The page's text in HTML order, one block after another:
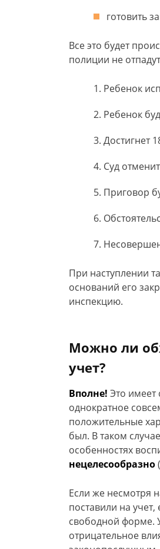
готовить
Все это будет
полиции не
Ребенок
Ребенок
Достигнет
Суд
Приговор
При наступлении
оснований его
инспекцию.
Можно ли
учет?
Вполне! Это имеет
однократное
положительные
был. В таком
особенностях
нецелесообразно(
Если же несмотря
поставили на
свободной форме.
отрицательное